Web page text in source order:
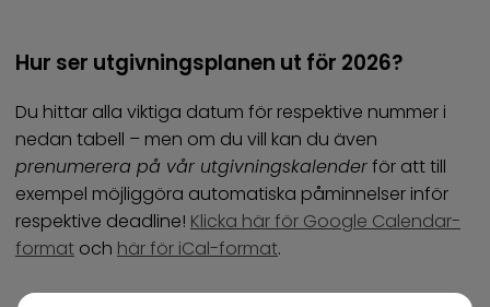
Hur ser utgivningsplanen ut för 2026?
Du hittar alla viktiga datum för respektive nummer i
nedan tabell – men om du vill kan du även
prenumerera på vår utgivningskalenderför att till
exempel möjliggöra automatiska påminnelser inför
respektive deadline! Klicka här för Google Calendar-
format och här för iCal-format.